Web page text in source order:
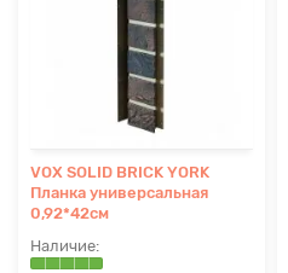
VOX SOLID BRICK YORK
Планка универсальная
0,92*42см